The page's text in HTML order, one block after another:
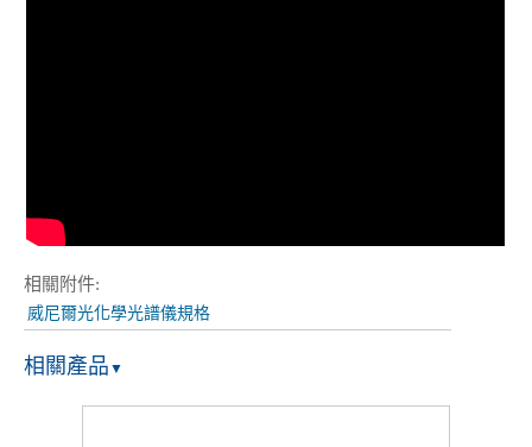
相關附件:
威尼爾光化學光譜儀規格
相關產品 ▼